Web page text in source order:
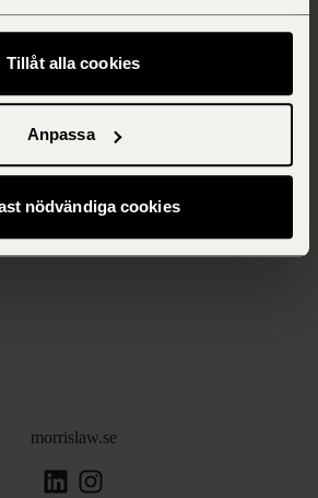
Tillåt alla cookies
Anpassa
nödvändiga cookies
morrislaw.se